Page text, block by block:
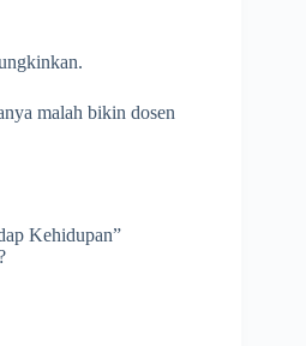
malah bikin dosen
Kehidupan”